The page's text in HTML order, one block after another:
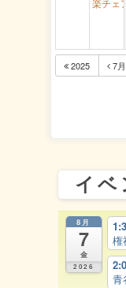
2025 7月
イベ
8月
7
金
2026
権
青